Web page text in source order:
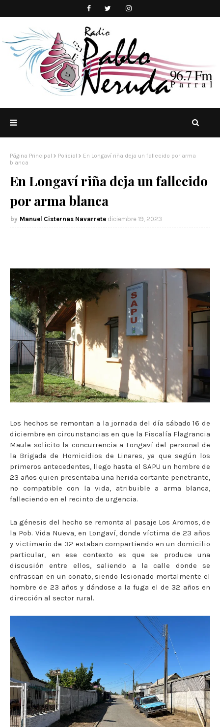
Página Principal Policial
En Longaví riña deja un fallecido por arma
blanca
En Longaví riña deja un fallecido
por arma blanca
Manuel Cisternas Navarrete diciembre 19, 2023
Los hechos se remontan a la jornada del día sábado 16 de
diciembre en circunstancias en que la Fiscalía Flagrancia
Maule solicito la concurrencia a Longaví del personal de
la Brigada de Homicidios de Linares, ya que según los
primeros antecedentes, llego hasta el SAPU un hombre de
23 años quien presentaba una herida cortante penetrante,
no compatible con la vida, atribuible a arma blanca,
falleciendo en el recinto de urgencia.
La génesis del hecho se remonta al pasaje Los Aromos, de
la Pob. Vida Nueva, en Longaví, donde víctima de 23 años
y victimario de 32 estaban compartiendo en un domicilio
particular, en ese contexto es que se produce una
discusión entre ellos, saliendo a la calle donde se
enfrascan en un conato, siendo lesionado mortalmente el
hombre de 23 años y dándose a la fuga el de 32 años en
dirección al sector rural.